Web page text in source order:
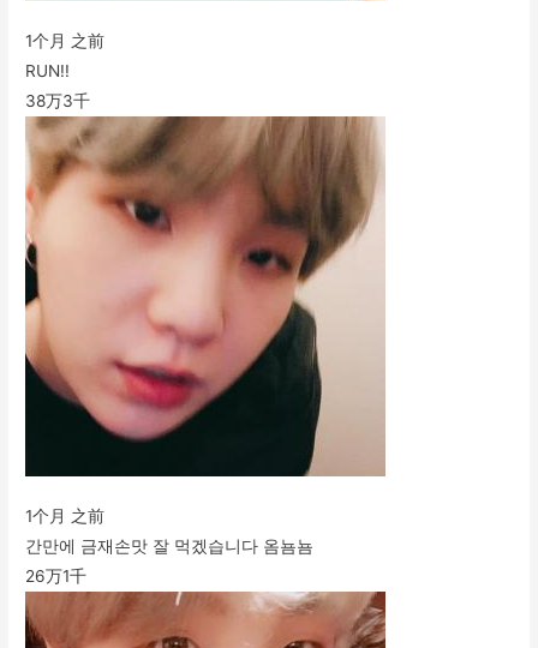
1个月 之前
RUN!!
38万3千
1个月 之前
간만에 금재손맛 잘 먹겠습니다 옴뇸뇸
26万1千